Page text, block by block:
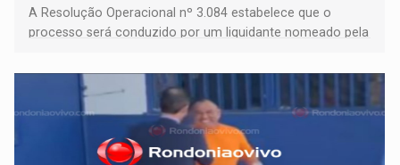
A Resolução Operacional nº 3.084 estabelece que o
processo será conduzido por um liquidante nomeado pela